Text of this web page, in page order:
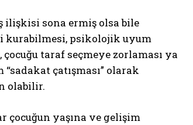
sona ermiş olsa bile
kurabilmesi, psikolojik uyum
taraf seçmeye zorlaması ya
çatışması” olarak
olabilir.
çocuğun yaşına ve gelişim